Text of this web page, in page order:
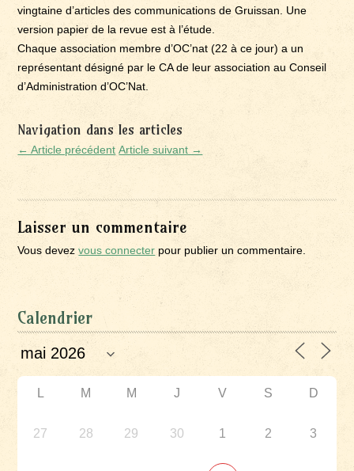
vingtaine d’articles des communications de Gruissan. Une
version papier de la revue est à l’étude.
Chaque association membre d’OC’nat (22 à ce jour) a un
représentant désigné par le CA de leur association au Conseil
d’Administration d’OC’Nat.
Navigation dans les articles
← Article précédent Article suivant →
Laisser un commentaire
Vous devezvous connecter pour publier un commentaire.
Calendrier
L M M J V S D
27 28 29 30 1 2 3